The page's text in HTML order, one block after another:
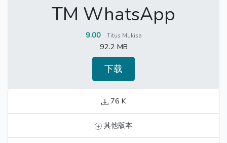
TM WhatsApp
9.00 Titus Mukisa
92.2 MB
下载
76 K
其他版本